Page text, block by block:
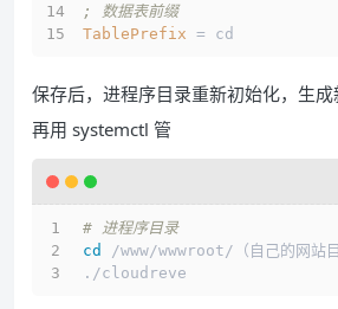
; 数据表前缀
TablePrefix = cd
保存后，进程序目录重新初始化，生
再用 systemctl 管
# 进程序目录
cd
/www/wwwroot/（自己的网站目
./cloudreve